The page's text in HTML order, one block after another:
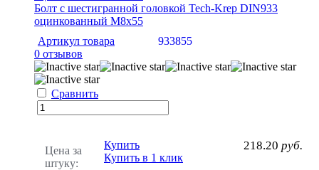
Болт с шестигранной головкой Tech-Krep DIN933
оцинкованный М8х55
Артикул товара
933855
0 отзывов
Сравнить
Цена за
штуку:
218.20 руб.
Купить
Купить в 1 клик